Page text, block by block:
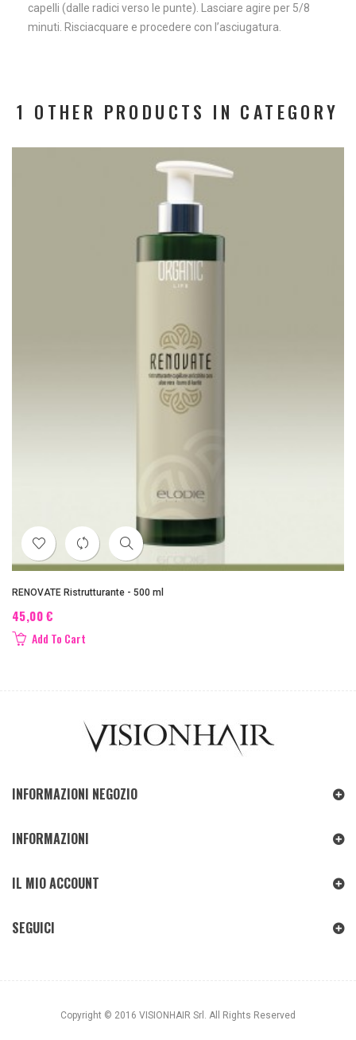
capelli (dalle radici verso le punte). Lasciare agire per 5/8
minuti. Risciacquare e procedere con l’asciugatura.
1 OTHER PRODUCTS IN CATEGORY
RENOVATE Ristrutturante - 500 ml
45,00 €
Add To Cart
INFORMAZIONI NEGOZIO
INFORMAZIONI
IL MIO ACCOUNT
SEGUICI
Copyright © 2016 VISIONHAIR Srl. All Rights Reserved